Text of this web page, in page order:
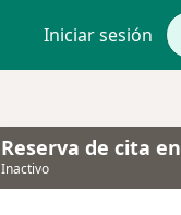
Iniciar sesión
Reserva de cita
Inactivo